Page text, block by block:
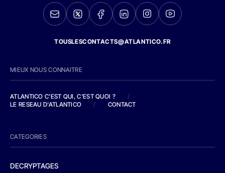
TOUSLESCONTACTS@ATLANTICO.FR
MIEUX NOUS CONNAITRE
ATLANTICO C'EST QUI, C'EST QUOI ?
/
LE RESEAU D'ATLANTICO
/ CONTACT
CATEGORIES
DECRYPTAGES